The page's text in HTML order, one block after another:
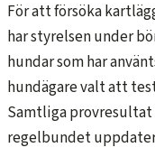
För att försöka
har styrelsen under
hundar som har
hundägare valt att
Samtliga provresultat
regelbundet